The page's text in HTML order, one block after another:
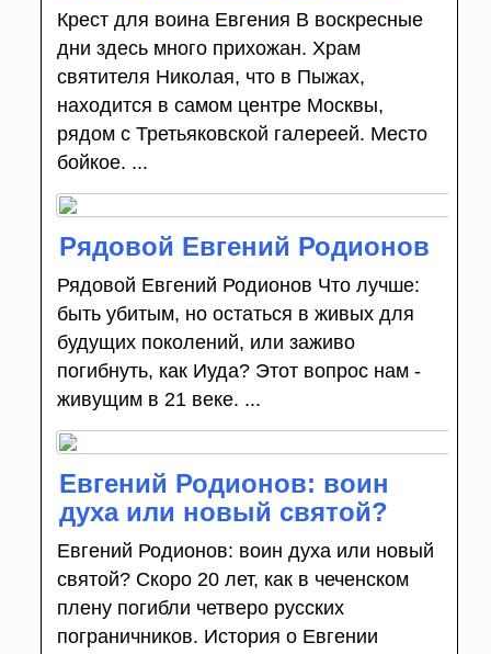
Крест для воина Евгения В воскресные
дни здесь много прихожан. Храм
святителя Николая, что в Пыжах,
находится в самом центре Москвы,
рядом с Третьяковской га­лереей. Место
бойкое. ...
Рядовой Евгений Родионов
Рядовой Евгений Родионов Что лучше:
быть убитым, но остаться в живых для
будущих поколений, или заживо
погибнуть, как Иуда? Этот вопрос нам -
живущим в 21 веке. ...
Евгений Родионов: воин
духа или новый святой?
Евгений Родионов: воин духа или новый
святой? Скоро 20 лет, как в чеченском
плену погибли четверо русских
пограничников. История о Евгении